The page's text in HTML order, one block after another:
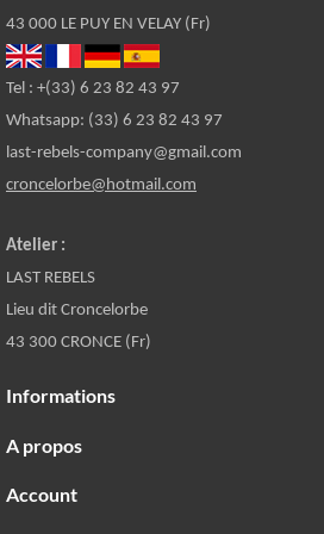
43 000 LE PUY EN VELAY (Fr)
Tel : +(33) 6 23 82 43 97
Whatsapp: (33) 6 23 82 43 97
last-rebels-company@gmail.com
croncelorbe@hotmail.com
Atelier :
LAST REBELS
Lieu dit Croncelorbe
43 300 CRONCE (Fr)
Informations
A propos
Account